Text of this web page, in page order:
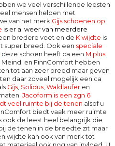
we veel verschillende leesten
mensen helpen met
van het merk Gijs schoenen op
is er al weer van meerdere
bredere voet en de K wijdte is
super breed. Ook een speciale
deze schoen heeft ca een M plus
Meindl en FinnComfort hebben
tot aan zeer breed maar geven
daar zoveel mogelijk een ca
Gijs, Solidus,Waldlaufer en
Jacoform is een zgn 6
veel ruimte bij de tenen alsof u
biedt vaak meer ruimte
ook de leest heel belangrijk die
de tenen in de breedte zit maar
wijdte kan ook van merk tot